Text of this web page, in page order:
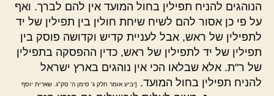
הנוהגים להניח תפילין בחול המועד אין להם לברך. ואף
על פי כן אסור להם לשיח שיחת חולין בין תפילין של יד
לתפילין של ראש, אבל לעניית קדיש וקדושה פוסק בין
תפילין של יד לתפילין של ראש, כדין ההפסקה בתפילין
של ר"ת. אלא שבלאו הכי אין נוהגים בארץ ישראל
להניח תפילין בחול המועד.
[יביע אומר חלק ג' סימן ה' סק"ג. שארית יוסף